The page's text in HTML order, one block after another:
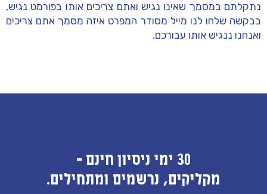
נתקלתם במסמך שאינו נגיש ואתם צריכים אותו בפורמט נגיש,
בבקשה שלחו לנו מייל מסודר המפרט איזה מסמך אתם צריכים
ואנחנו ננגיש אותו עבורכם.
30 ימי ניסיון חינם -
מקליקים, נרשמים ומתחילים.